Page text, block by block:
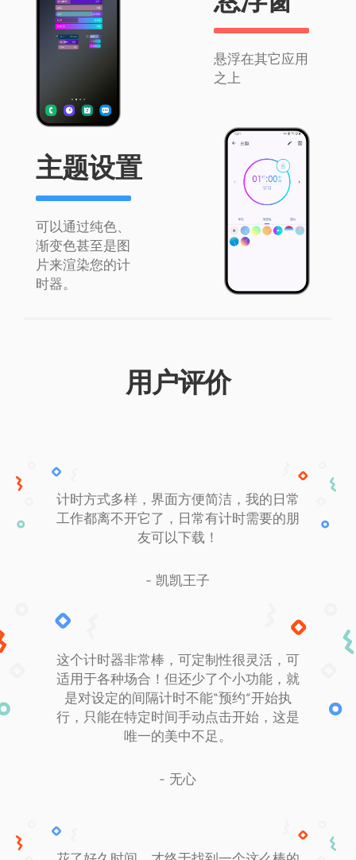
悬浮在其它应用
之上
主题设置
可以通过纯色、
渐变色甚至是图
片来渲染您的计
时器。
用户评价
计时方式多样，界面方便简洁，我的日常
工作都离不开它了，日常有计时需要的朋
友可以下载！
- 凯凯王子
这个计时器非常棒，可定制性很灵活，可
适用于各种场合！但还少了个小功能，就
是对设定的间隔计时不能“预约”开始执
行，只能在特定时间手动点击开始，这是
唯一的美中不足。
- 无心